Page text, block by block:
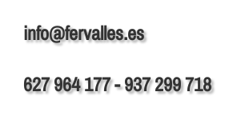
info@fervalles.es
627 964 177 - 937 299 718